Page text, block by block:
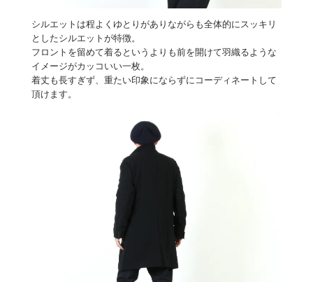
シルエットは程よくゆとりがありながらも全体的にスッキリ
としたシルエットが特徴。
フロントを留めて着るというよりも前を開けて羽織るような
イメージがカッコいい一枚。
着丈も長すぎず、重たい印象にならずにコーディネートして
頂けます。